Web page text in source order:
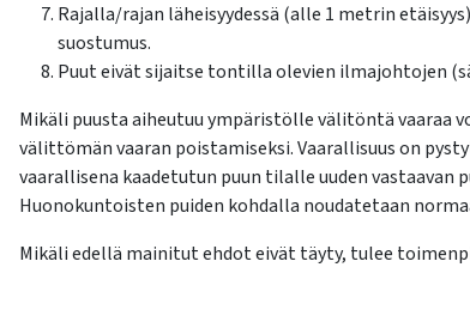
Rajalla/rajan läheisyydessä (alle 1 metrin
suostumus.
Puut eivät sijaitse tontilla olevien ilmajohtojen
Mikäli puusta aiheutuu ympäristölle välitöntä vaaraa
välittömän vaaran poistamiseksi. Vaarallisuus on
vaarallisena kaadetutun puun tilalle uuden
Huonokuntoisten puiden kohdalla noudatetaan
Mikäli edellä mainitut ehdot eivät täyty, tulee